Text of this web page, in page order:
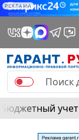
РЕКЛАМА
Бюджетный учет